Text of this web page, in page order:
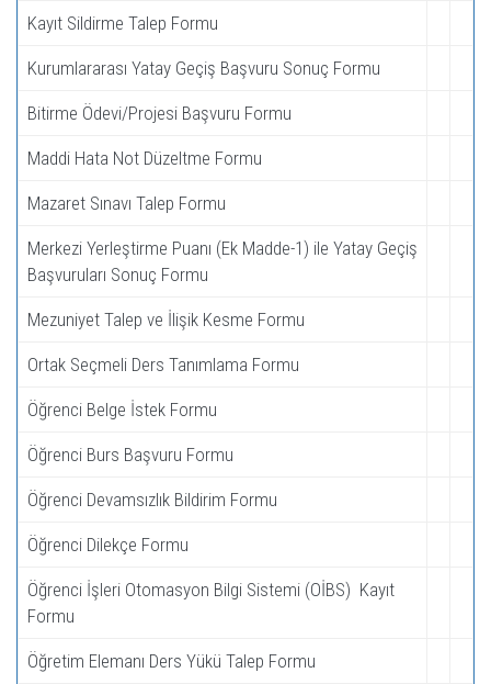
Kayıt Sildirme Talep Formu
Kurumlararası Yatay Geçiş Başvuru Sonuç Formu
Bitirme Ödevi/Projesi Başvuru Formu
Maddi Hata Not Düzeltme Formu
Mazaret Sınavı Talep Formu
Merkezi Yerleştirme Puanı (Ek Madde-1) ile Yatay Geçiş
Başvuruları Sonuç Formu
Mezuniyet Talep ve İlişik Kesme Formu
Ortak Seçmeli Ders Tanımlama Formu
Öğrenci Belge İstek Formu
Öğrenci Burs Başvuru Formu
Öğrenci Devamsızlık Bildirim Formu
Öğrenci Dilekçe Formu
Öğrenci İşleri Otomasyon Bilgi Sistemi (OİBS) Kayıt
Formu
Öğretim Elemanı Ders Yükü Talep Formu